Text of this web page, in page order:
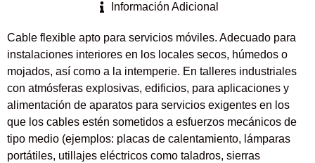
Información Adicional
Cable flexible apto para servicios móviles. Adecuado para
instalaciones interiores en los locales secos, húmedos o
mojados, así como a la intemperie. En talleres industriales
con atmósferas explosivas, edificios, para aplicaciones y
alimentación de aparatos para servicios exigentes en los
que los cables estén sometidos a esfuerzos mecánicos de
tipo medio (ejemplos: placas de calentamiento, lámparas
portátiles, utillajes eléctricos como taladros, sierras